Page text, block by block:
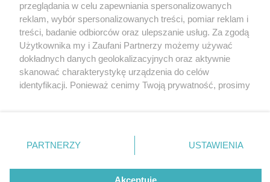
1 / 0
Nie zapomnij
zapoznać się z:
polityką prywatności regulamin korzystania z portali
Twojemiasto
Piekary Śląskie
Chorzów
Tarnowskie Góry
Gliwice
Skontakuj sięz nami
Kontakt
Wydawca
Redakcja
przeglądania w celu zapewniania spersonalizowanych
reklam, wybór spersonalizowanych treści, pomiar reklam i
treści, badanie odbiorców oraz ulepszanie usług. Za zgodą
Użytkownika my i Zaufani Partnerzy możemy używać
dokładnych danych geolokalizacyjnych oraz aktywnie
skanować charakterystykę urządzenia do celów
identyfikacji. Ponieważ cenimy Twoją prywatność, prosimy
prywatności znajdujący się w lewym dolnym rogu strony
. Niektóre rodzaje przetwarzania danych nie wymagają
zgody użytkownika, ale masz prawo sprzeciwić się
takiemu przetwarzaniu. Preferencje będą miały
PARTNERZY USTAWIENIA
Akceptuję